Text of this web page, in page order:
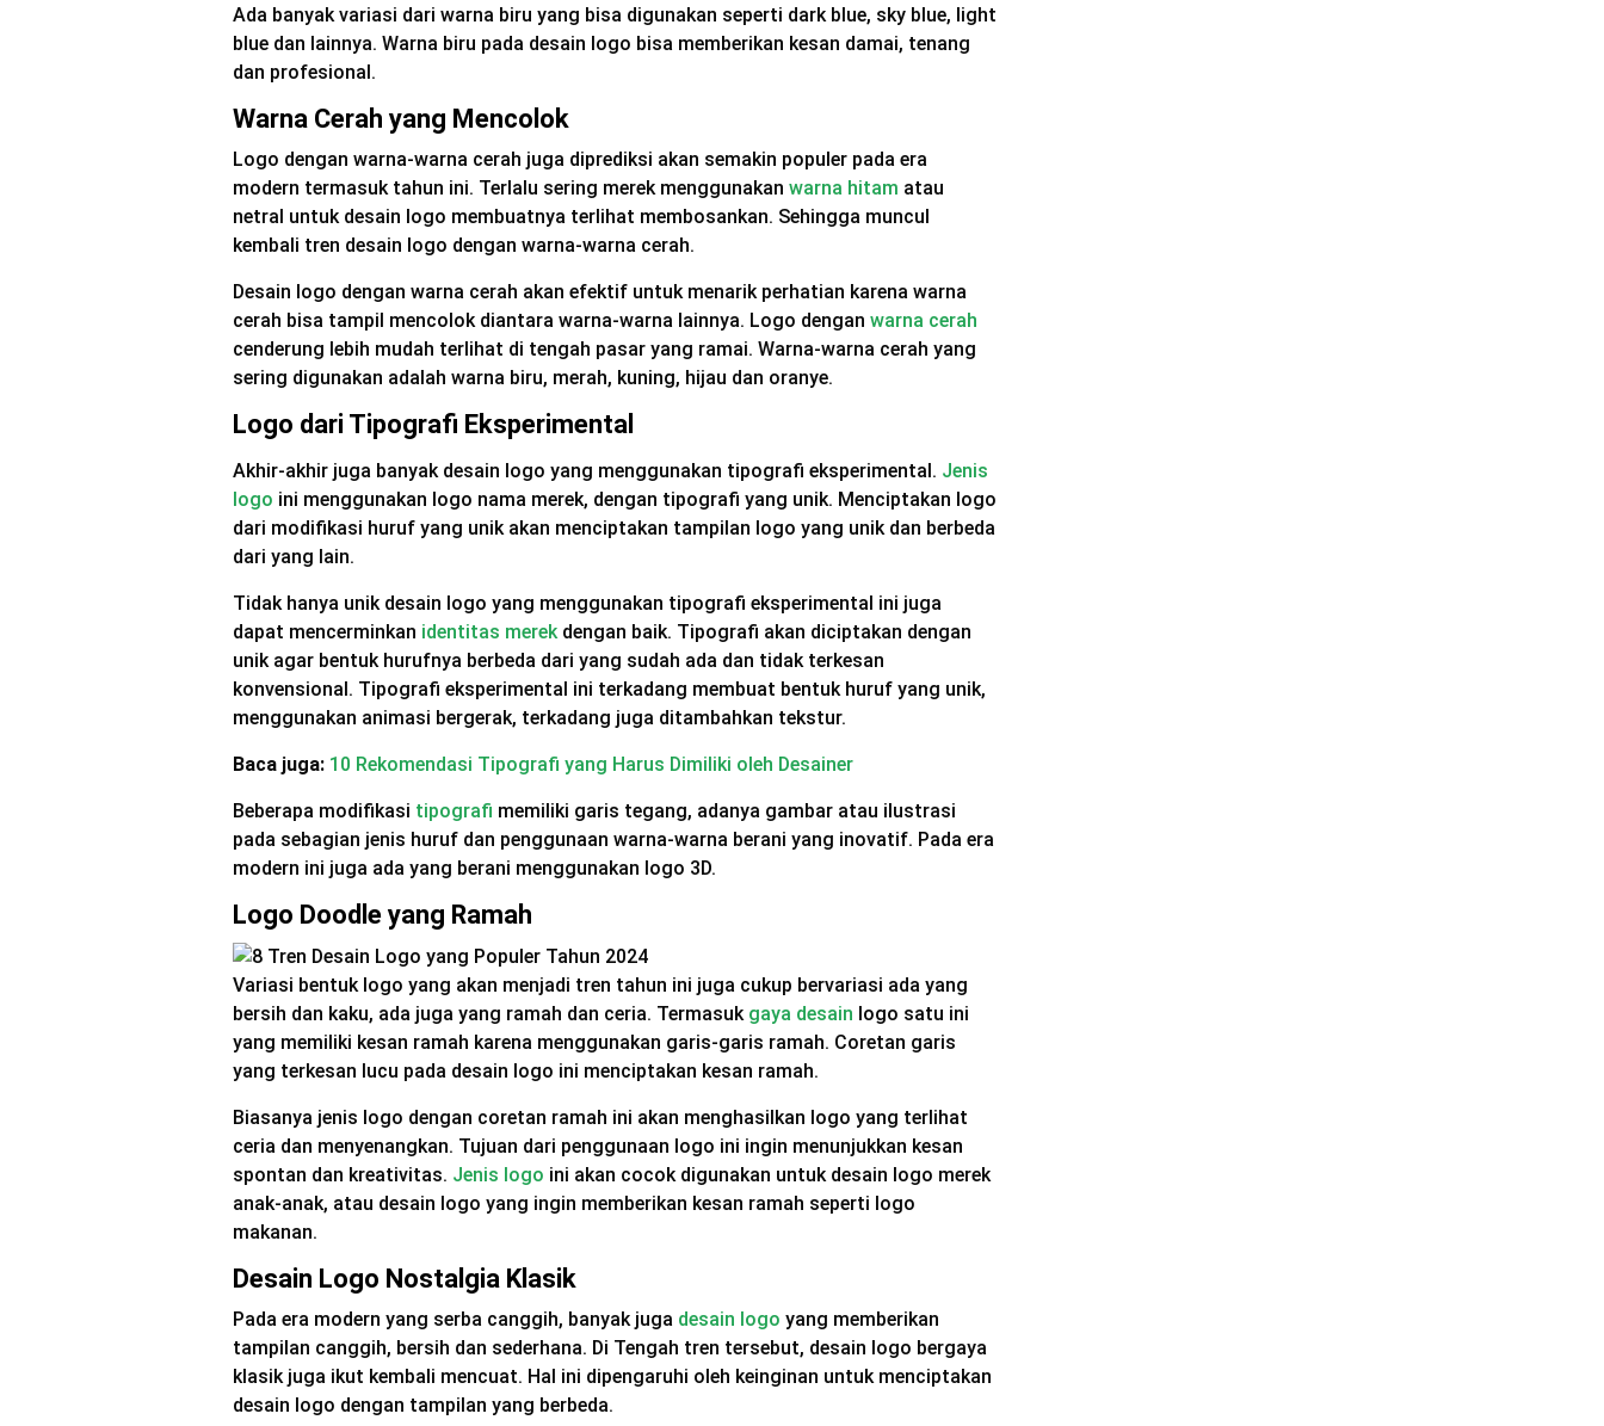
Ada banyak variasi dari warna biru yang bisa digunakan seperti dark blue, sky blue, light
blue dan lainnya. Warna biru pada desain logo bisa memberikan kesan damai, tenang
dan profesional.
Warna Cerah yang Mencolok
Logo dengan warna-warna cerah juga diprediksi akan semakin populer pada era
modern termasuk tahun ini. Terlalu sering merek menggunakan warna hitam atau
netral untuk desain logo membuatnya terlihat membosankan. Sehingga muncul
kembali tren desain logo dengan warna-warna cerah.
Desain logo dengan warna cerah akan efektif untuk menarik perhatian karena warna
cerah bisa tampil mencolok diantara warna-warna lainnya. Logo dengan warna cerah
cenderung lebih mudah terlihat di tengah pasar yang ramai. Warna-warna cerah yang
sering digunakan adalah warna biru, merah, kuning, hijau dan oranye.
Logo dari Tipografi Eksperimental
Akhir-akhir juga banyak desain logo yang menggunakan tipografi eksperimental. Jenis
logo ini menggunakan logo nama merek, dengan tipografi yang unik. Menciptakan logo
dari modifikasi huruf yang unik akan menciptakan tampilan logo yang unik dan berbeda
dari yang lain.
Tidak hanya unik desain logo yang menggunakan tipografi eksperimental ini juga
dapat mencerminkan identitas merekdengan baik. Tipografi akan diciptakan dengan
unik agar bentuk hurufnya berbeda dari yang sudah ada dan tidak terkesan
konvensional. Tipografi eksperimental ini terkadang membuat bentuk huruf yang unik,
menggunakan animasi bergerak, terkadang juga ditambahkan tekstur.
Baca juga: 10 Rekomendasi Tipografi yang Harus Dimiliki oleh Desainer
Beberapa modifikasi tipografi memiliki garis tegang, adanya gambar atau ilustrasi
pada sebagian jenis huruf dan penggunaan warna-warna berani yang inovatif. Pada era
modern ini juga ada yang berani menggunakan logo 3D.
Logo Doodle yang Ramah
Variasi bentuk logo yang akan menjadi tren tahun ini juga cukup bervariasi ada yang
bersih dan kaku, ada juga yang ramah dan ceria. Termasuk gaya desain logo satu ini
yang memiliki kesan ramah karena menggunakan garis-garis ramah. Coretan garis
yang terkesan lucu pada desain logo ini menciptakan kesan ramah.
Biasanya jenis logo dengan coretan ramah ini akan menghasilkan logo yang terlihat
ceria dan menyenangkan. Tujuan dari penggunaan logo ini ingin menunjukkan kesan
spontan dan kreativitas. Jenis logo ini akan cocok digunakan untuk desain logo merek
anak-anak, atau desain logo yang ingin memberikan kesan ramah seperti logo
makanan.
Desain Logo Nostalgia Klasik
Pada era modern yang serba canggih, banyak juga desain logo yang memberikan
tampilan canggih, bersih dan sederhana. Di Tengah tren tersebut, desain logo bergaya
klasik juga ikut kembali mencuat. Hal ini dipengaruhi oleh keinginan untuk menciptakan
desain logo dengan tampilan yang berbeda.